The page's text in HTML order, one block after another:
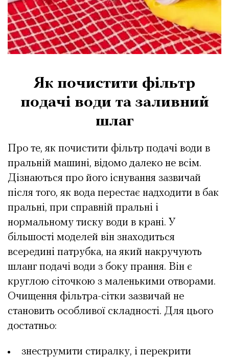
Як почистити фільтр
подачі води та заливний
шлаг
Про те, як почистити фільтр подачі води в
пральній машині, відомо далеко не всім.
Дізнаються про його існування зазвичай
після того, як вода перестає надходити в бак
пральні, при справній пральні і
нормальному тиску води в крані. У
більшості моделей він знаходиться
всередині патрубка, на який накручують
шланг подачі води з боку прання. Він є
круглою сіточкою з маленькими отворами.
Очищення фільтра-сітки зазвичай не
становить особливої складності. Для цього
достатньо:
знеструмити стиралку, і перекрити